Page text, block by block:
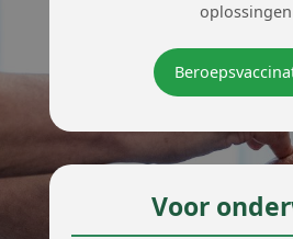
oplossingen
Voor